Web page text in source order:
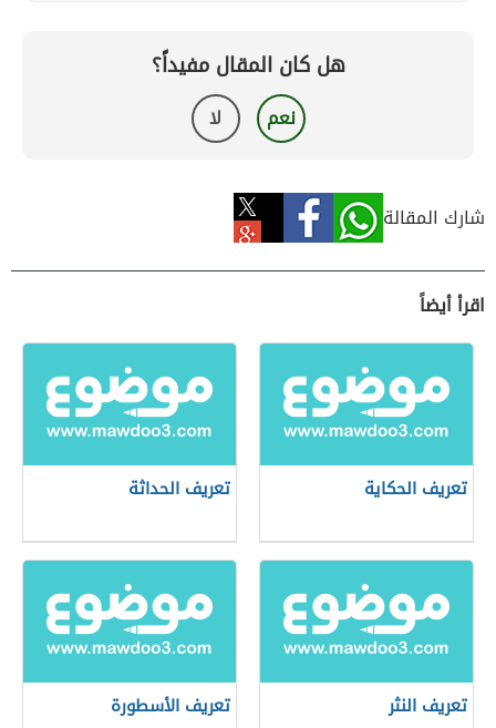
هل كان المقال مفيداً؟
نعم لا
شارك المقالة
اقرأ أيضاً
تعريف الحكاية تعريف الحداثة
تعريف النثر تعريف الأسطورة